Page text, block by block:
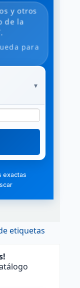
y otros
de la
para
exactas
etiquetas